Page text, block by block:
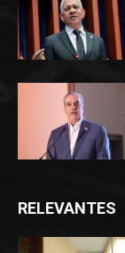
RELEVANTES